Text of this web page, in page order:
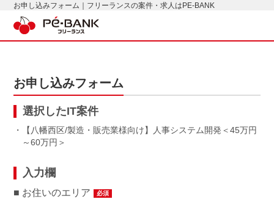
お申し込みフォーム｜フリーランスの案件・求人はPE-BANK
お申し込みフォーム
選択したIT案件
・【八幡西区/製造・販売業様向け】人事システム開発
45万円
～60万円
入力欄
お住いのエリア 必須